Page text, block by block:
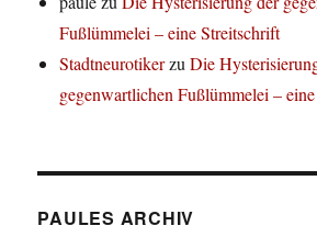
Fußlümmelei – eine Streitschrift
StadtneurotikerzuDie
gegenwartlichen Fußlümmelei –
PAULES ARCHIV